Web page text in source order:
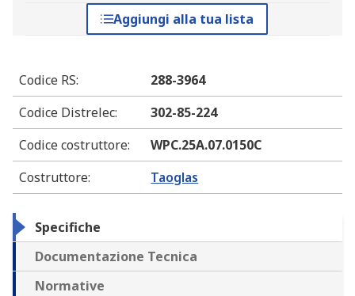
Aggiungi alla tua lista
Codice RS:
288-3964
Codice Distrelec:
302-85-224
Codice costruttore:
WPC.25A.07.0150C
Costruttore: Taoglas
Specifiche
Documentazione Tecnica
Normative